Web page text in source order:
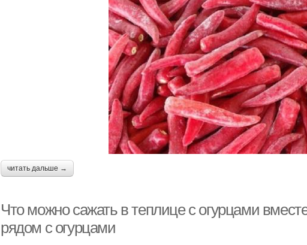
читать дальше →
Что можно сажать в теплице с огурцами
рядом с огурцами